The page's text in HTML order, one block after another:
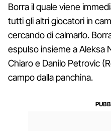
Borra il quale viene
tutti gli altri giocatori in
cercando di calmarlo.
espulso insieme a Aleksa
Chiaro e Danilo Petrovic
campo dalla panchina.